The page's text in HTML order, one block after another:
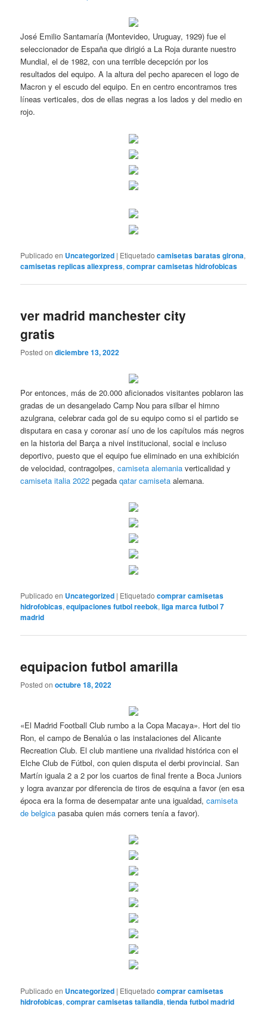
José Emilio Santamaría (Montevideo, Uruguay, 1929) fue el
seleccionador de España que dirigió a La Roja durante nuestro
Mundial, el de 1982, con una terrible decepción por los
resultados del equipo. A la altura del pecho aparecen el logo de
Macron y el escudo del equipo. En en centro encontramos tres
líneas verticales, dos de ellas negras a los lados y del medio en
rojo.
Publicado en Uncategorized | Etiquetado camisetas baratas girona,
camisetas replicas aliexpress,comprar camisetas hidrofobicas
ver madrid manchester city
gratis
Posted ondiciembre 13, 2022
Por entonces, más de 20.000 aficionados visitantes poblaron las
gradas de un desangelado Camp Nou para silbar el himno
azulgrana, celebrar cada gol de su equipo como si el partido se
disputara en casa y coronar así uno de los capítulos más negros
en la historia del Barça a nivel institucional, social e incluso
deportivo, puesto que el equipo fue eliminado en una exhibición
de velocidad, contragolpes,camiseta alemania verticalidad y
camiseta italia 2022 pegadaqatar camiseta alemana.
Publicado en Uncategorized | Etiquetado comprar camisetas
hidrofobicas,equipaciones futbol reebok,liga marca futbol 7
madrid
equipacion futbol amarilla
Posted onoctubre 18, 2022
«El Madrid Football Club rumbo a la Copa Macaya». Hort del tio
Ron, el campo de Benalúa o las instalaciones del Alicante
Recreation Club. El club mantiene una rivalidad histórica con el
Elche Club de Fútbol, con quien disputa el derbi provincial. San
Martín iguala 2 a 2 por los cuartos de final frente a Boca Juniors
y logra avanzar por diferencia de tiros de esquina a favor (en esa
época era la forma de desempatar ante una igualdad,camiseta
de belgica pasaba quien más corners tenía a favor).
Publicado en Uncategorized | Etiquetado comprar camisetas
hidrofobicas,comprar camisetas tailandia,tienda futbol madrid